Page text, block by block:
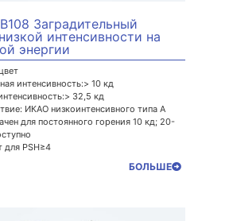
Заградительный
интенсивности на
энергии
интенсивность:> 10 кд
32,5 кд
ИКАО низкоинтенсивного типа A
для постоянного горения 10 кд; 20-
для PSH≥4
БОЛЬШЕ